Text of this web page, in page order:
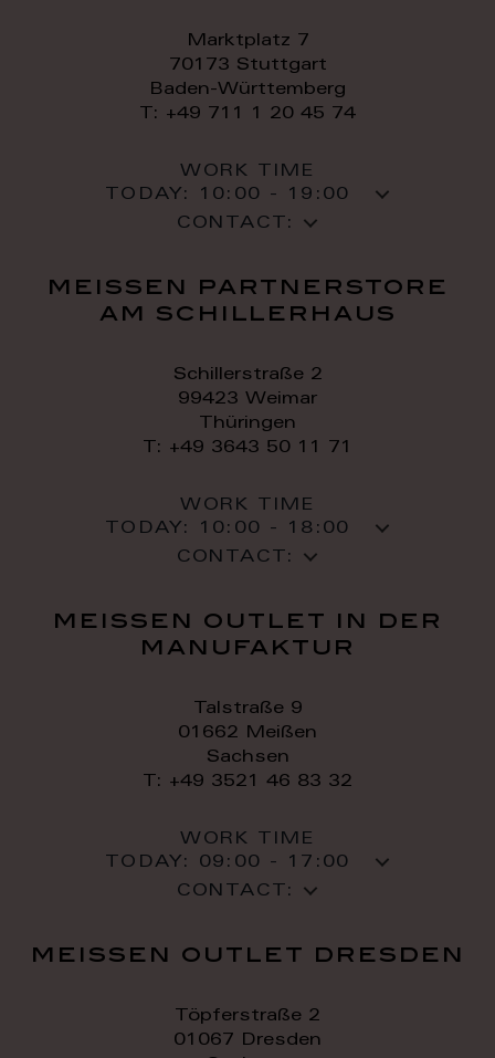
Marktplatz 7
70173 Stuttgart
Baden-Württemberg
T: +49 711 1 20 45 74
WORK TIME
TODAY:
10:00 - 19:00
CONTACT:
meissen partnerstore
am schillerhaus
Schillerstraße 2
99423 Weimar
Thüringen
T: +49 3643 50 11 71
WORK TIME
TODAY:
10:00 - 18:00
CONTACT:
meissen outlet in der
manufaktur
Talstraße 9
01662 Meißen
Sachsen
T: +49 3521 46 83 32
WORK TIME
TODAY: 09:00 - 17:00
CONTACT:
meissen outlet dresden
Töpferstraße 2
01067 Dresden